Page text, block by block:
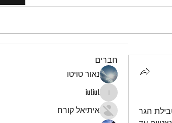
בהל' ברכות (יא, ט) נפסק: "אין לך מצוה שמברכין אחר עשייתה לעולם, אלא טבילת הגר
חברים
נאור טויטו
iuliul
iuliul
איתיאל קורח